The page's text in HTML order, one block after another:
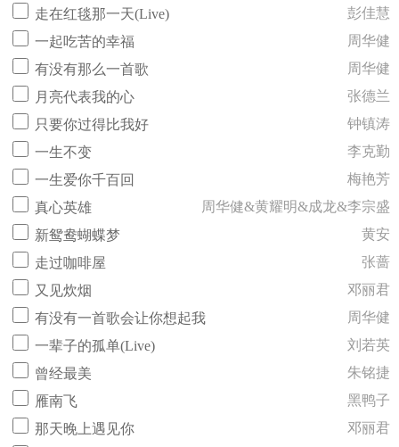
走在红毯那一天(Live)
彭佳慧
一起吃苦的幸福
周华健
有没有那么一首歌
周华健
月亮代表我的心
张德兰
只要你过得比我好
钟镇涛
一生不变
李克勤
一生爱你千百回
梅艳芳
真心英雄
周华健&黄耀明&成龙&李宗盛
新鸳鸯蝴蝶梦
黄安
走过咖啡屋
张蔷
又见炊烟
邓丽君
有没有一首歌会让你想起我
周华健
一辈子的孤单(Live)
刘若英
曾经最美
朱铭捷
雁南飞
黑鸭子
那天晚上遇见你
邓丽君